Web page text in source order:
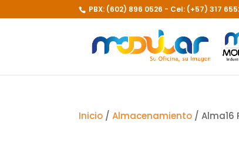
PBX: (602) 896 0526 - Cel: (+57) 317
Inicio /Almacenamiento / Alma16